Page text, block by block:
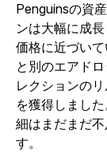
Penguinsの資
ンは大幅に成
価格に近づい
と別のエアド
レクションの
を獲得しまし
細はまだまだ
す。